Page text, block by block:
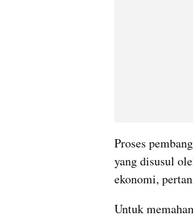
Proses
yang disusul
ekonomi,
Untuk